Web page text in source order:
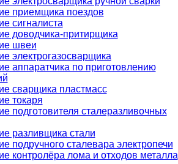
приемщика поездов
сигналиста
доводчика-притирщика
швеи
электрогазосварщика
аппаратчика по приготовлению
сварщика пластмасс
токаря
подготовителя сталеразливочных
разливщика стали
подручного сталевара электропечи
контролёра лома и отходов металла